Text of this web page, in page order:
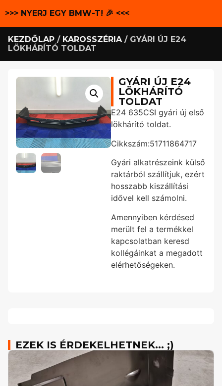
>>> NYERJ EGY BMW-T! 🎉 <<<
KEZDŐLAP / KAROSSZÉRIA/ GYÁRI ÚJ E24
LÖKHÁRÍTÓ TOLDAT
GYÁRI ÚJ E24
LÖKHÁRÍTÓ
TOLDAT
E24 635CSI gyári új első
lökhárító toldat.
Cikkszám:51711864717
Gyári alkatrészeink külső
raktárból szállítjuk, ezért
hosszabb kiszállítási
idővel kell számolni.
Amennyiben kérdésed
merült fel a termékkel
kapcsolatban keresd
kollégáinkat a megadott
elérhetőségeken.
EZEK IS ÉRDEKELHETNEK... ;)